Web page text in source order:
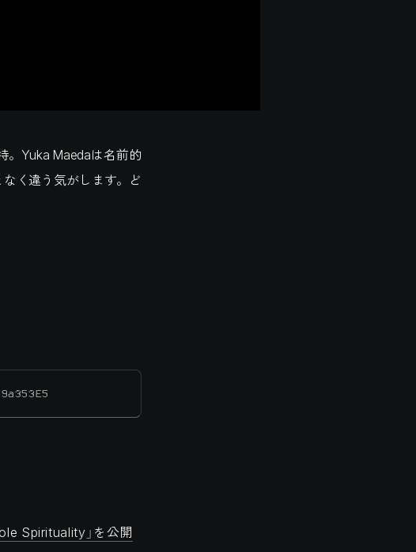
。Yuka Maedaは名前的
く違う気がします。ど
Spirituality」を公開